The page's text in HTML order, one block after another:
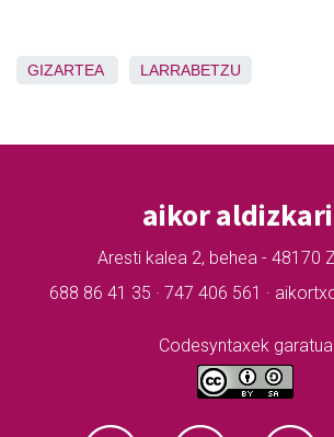
GIZARTEA LARRABETZU
aikor
Aresti kalea 2, behea - 48170
688 86 41 35 · 747 406 561 ·
Codesyntaxek garatua